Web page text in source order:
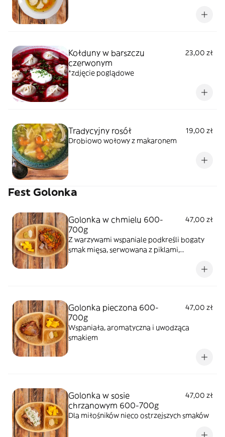
Kołduny w barszczu
czerwonym
23,00 zł
*zdjęcie poglądowe
Tradycyjny rosół
19,00 zł
Drobiowo wołowy z makaronem
Fest Golonka
Golonka w chmielu 600-
700g
47,00 zł
Z warzywami wspaniale podkreśli bogaty
smak mięsa, serwowana z piklami,
Golonka pieczona 600-
700g
47,00 zł
Wspaniała, aromatyczna i uwodząca
smakiem
Golonka w sosie
chrzanowym 600-700g
47,00 zł
Dla miłośników nieco ostrzejszych smaków